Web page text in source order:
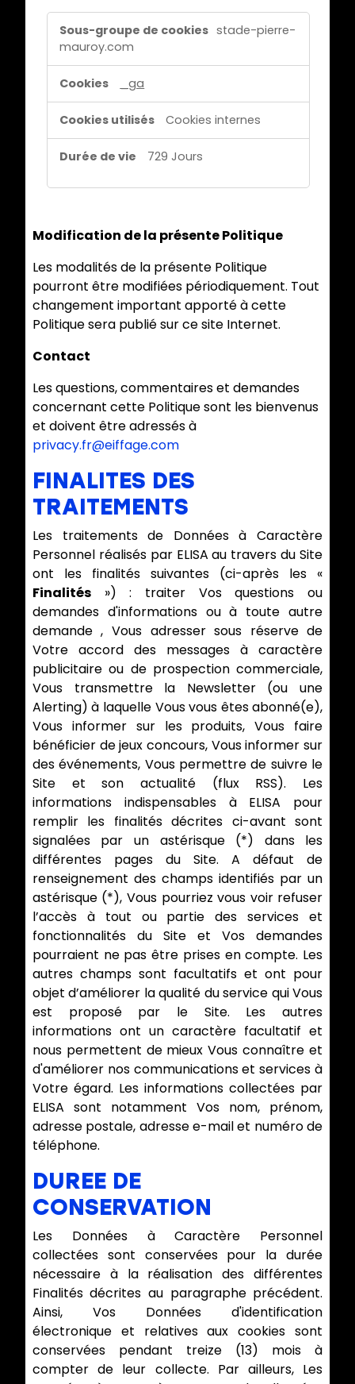
o
i
s
s
u
r
e
d
a
e
c
e
stade-pierre-
mauroy.com
_ga
Cookies internes
729 Jours
Modification de la présente Politique
Les modalités de la présente Politique
pourront être modifiées périodiquement. Tout
changement important apporté à cette
Politique sera publié sur ce site Internet.
Contact
Les questions, commentaires et demandes
concernant cette Politique sont les bienvenus
et doivent être adressés à
privacy.fr@eiffage.com
FINALITES DES
TRAITEMENTS
Les traitements de Données à Caractère
Personnel réalisés par ELISA au travers du Site
ont les finalités suivantes (ci-après les «
Finalités») : traiter Vos questions ou
demandes d'informations ou à toute autre
demande , Vous adresser sous réserve de
Votre accord des messages à caractère
publicitaire ou de prospection commerciale,
Vous transmettre la Newsletter (ou une
Alerting) à laquelle Vous vous êtes abonné(e),
Vous informer sur les produits, Vous faire
bénéficier de jeux concours, Vous informer sur
des événements, Vous permettre de suivre le
Site et son actualité (flux RSS). Les
informations indispensables à ELISA pour
remplir les finalités décrites ci-avant sont
signalées par un astérisque (*) dans les
différentes pages du Site. A défaut de
renseignement des champs identifiés par un
astérisque (*), Vous pourriez vous voir refuser
l’accès à tout ou partie des services et
fonctionnalités du Site et Vos demandes
pourraient ne pas être prises en compte. Les
autres champs sont facultatifs et ont pour
objet d’améliorer la qualité du service qui Vous
est proposé par le Site. Les autres
informations ont un caractère facultatif et
nous permettent de mieux Vous connaître et
d'améliorer nos communications et services à
Votre égard. Les informations collectées par
ELISA sont notamment Vos nom, prénom,
adresse postale, adresse e-mail et numéro de
téléphone.
DUREE DE
CONSERVATION
Les Données à Caractère Personnel
collectées sont conservées pour la durée
nécessaire à la réalisation des différentes
Finalités décrites au paragraphe précédent.
Ainsi, Vos Données d'identification
électronique et relatives aux cookies sont
conservées pendant treize (13) mois à
compter de leur collecte. Par ailleurs, Les